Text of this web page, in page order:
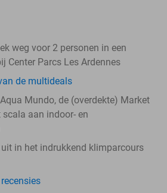
weg voor 2 personen in een
Center Parcs Les Ardennes
de multideals
Mundo, de (overdekte) Market
scala aan indoor- en
in het indrukkend klimparcours